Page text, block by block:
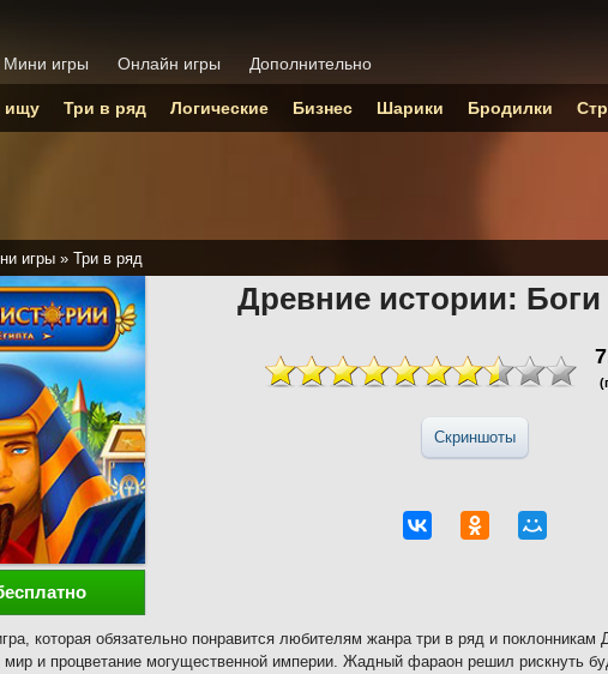
игры » Три в ряд
Древние истории: Боги
Скриншоты
которая обязательно понравится любителям жанра три в ряд и поклонникам
мир и процветание могущественной империи. Жадный фараон решил рискнуть
Мини игры Онлайн игры Дополнительно
ищу Три в ряд Логические Бизнес Шарики Бродилки